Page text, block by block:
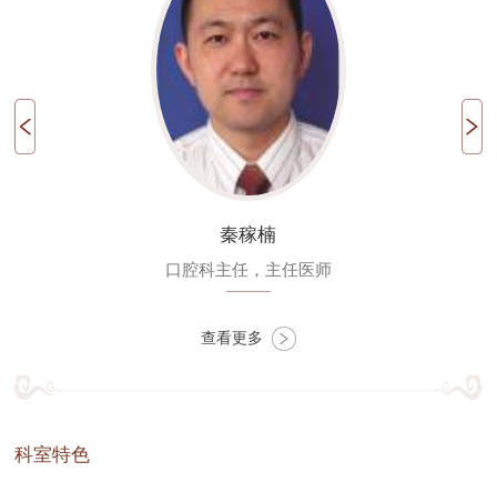
秦稼楠
口腔科主任，主任医师
查看更多
科室特色